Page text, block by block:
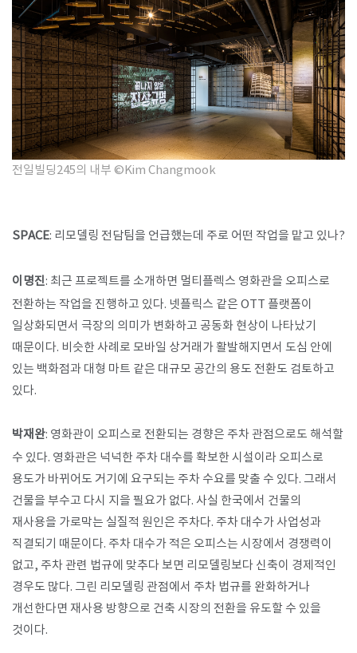
전일빌딩245의 내부 ©Kim Changmook
SPACE: 리모델링 전담팀을 언급했는데 주로 어떤 작업을 맡고 있나?
이명진: 최근 프로젝트를 소개하면 멀티플렉스 영화관을 오피스로
전환하는 작업을 진행하고 있다. 넷플릭스 같은 OTT 플랫폼이
일상화되면서 극장의 의미가 변화하고 공동화 현상이 나타났기
때문이다. 비슷한 사례로 모바일 상거래가 활발해지면서 도심 안에
있는 백화점과 대형 마트 같은 대규모 공간의 용도 전환도 검토하고
있다.
박재완: 영화관이 오피스로 전환되는 경향은 주차 관점으로도 해석할
수 있다. 영화관은 넉넉한 주차 대수를 확보한 시설이라 오피스로
용도가 바뀌어도 거기에 요구되는 주차 수요를 맞출 수 있다. 그래서
건물을 부수고 다시 지을 필요가 없다. 사실 한국에서 건물의
재사용을 가로막는 실질적 원인은 주차다. 주차 대수가 사업성과
직결되기 때문이다. 주차 대수가 적은 오피스는 시장에서 경쟁력이
없고, 주차 관련 법규에 맞추다 보면 리모델링보다 신축이 경제적인
경우도 많다. 그린 리모델링 관점에서 주차 법규를 완화하거나
개선한다면 재사용 방향으로 건축 시장의 전환을 유도할 수 있을
것이다.